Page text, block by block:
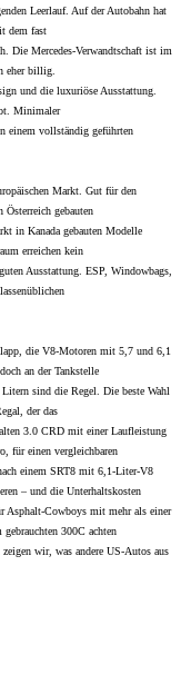
Leerlauf. Auf der Autobahn hat
dem fast
Die Mercedes-Verwandtschaft ist im
eher billig.
und die luxuriöse Ausstattung.
Minimaler
einem vollständig geführten
Markt. Gut für den
Österreich gebauten
in Kanada gebauten Modelle
erreichen kein
Ausstattung. ESP, Windowbags,
die V8-Motoren mit 5,7 und 6,1
an der Tankstelle
sind die Regel. Die beste Wahl
der das
3.0 CRD mit einer Laufleistung
für einen vergleichbaren
einem SRT8 mit 6,1-Liter-V8
– und die Unterhaltskosten
Asphalt-Cowboys mit mehr als einer
300C achten
wir, was andere US-Autos aus